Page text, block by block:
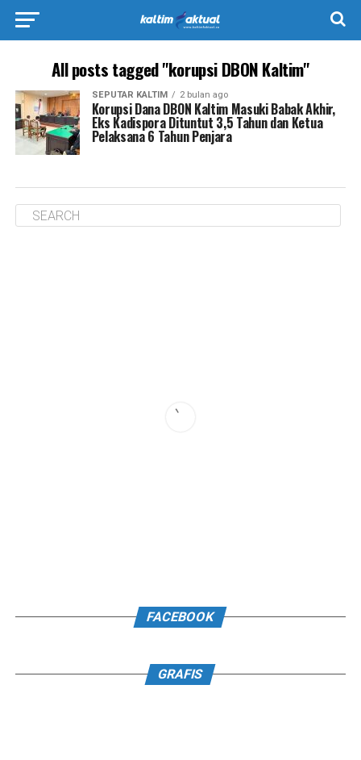
All posts tagged "korupsi DBON Kaltim"
SEPUTAR KALTIM 2 bulan ago
Korupsi Dana DBON Kaltim Masuki Babak Akhir,
Eks Kadispora Dituntut 3,5 Tahun dan Ketua
Pelaksana 6 Tahun Penjara
FACEBOOK
GRAFIS